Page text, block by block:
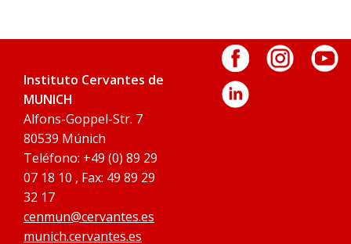
Instituto Cervantes de
MUNICH
Alfons-Goppel-Str. 7
80539 Múnich
Teléfono: +49 (0) 89 29
07 18 10 , Fax: 49 89 29
32 17
cenmun@cervantes.es
munich.cervantes.es